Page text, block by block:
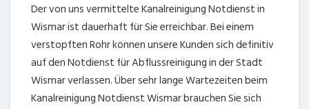
Der von uns vermittelte Kanalreinigung Notdienst in
Wismar ist dauerhaft für Sie erreichbar. Bei einem
verstopften Rohr können unsere Kunden sich definitiv
auf den Notdienst für Abflussreinigung in der Stadt
Wismar verlassen. Über sehr lange Wartezeiten beim
Kanalreinigung Notdienst Wismar brauchen Sie sich